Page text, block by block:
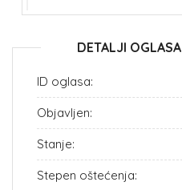
DETALJI OGLASA
ID oglasa:
Objavljen:
Stanje:
Stepen oštećenja: